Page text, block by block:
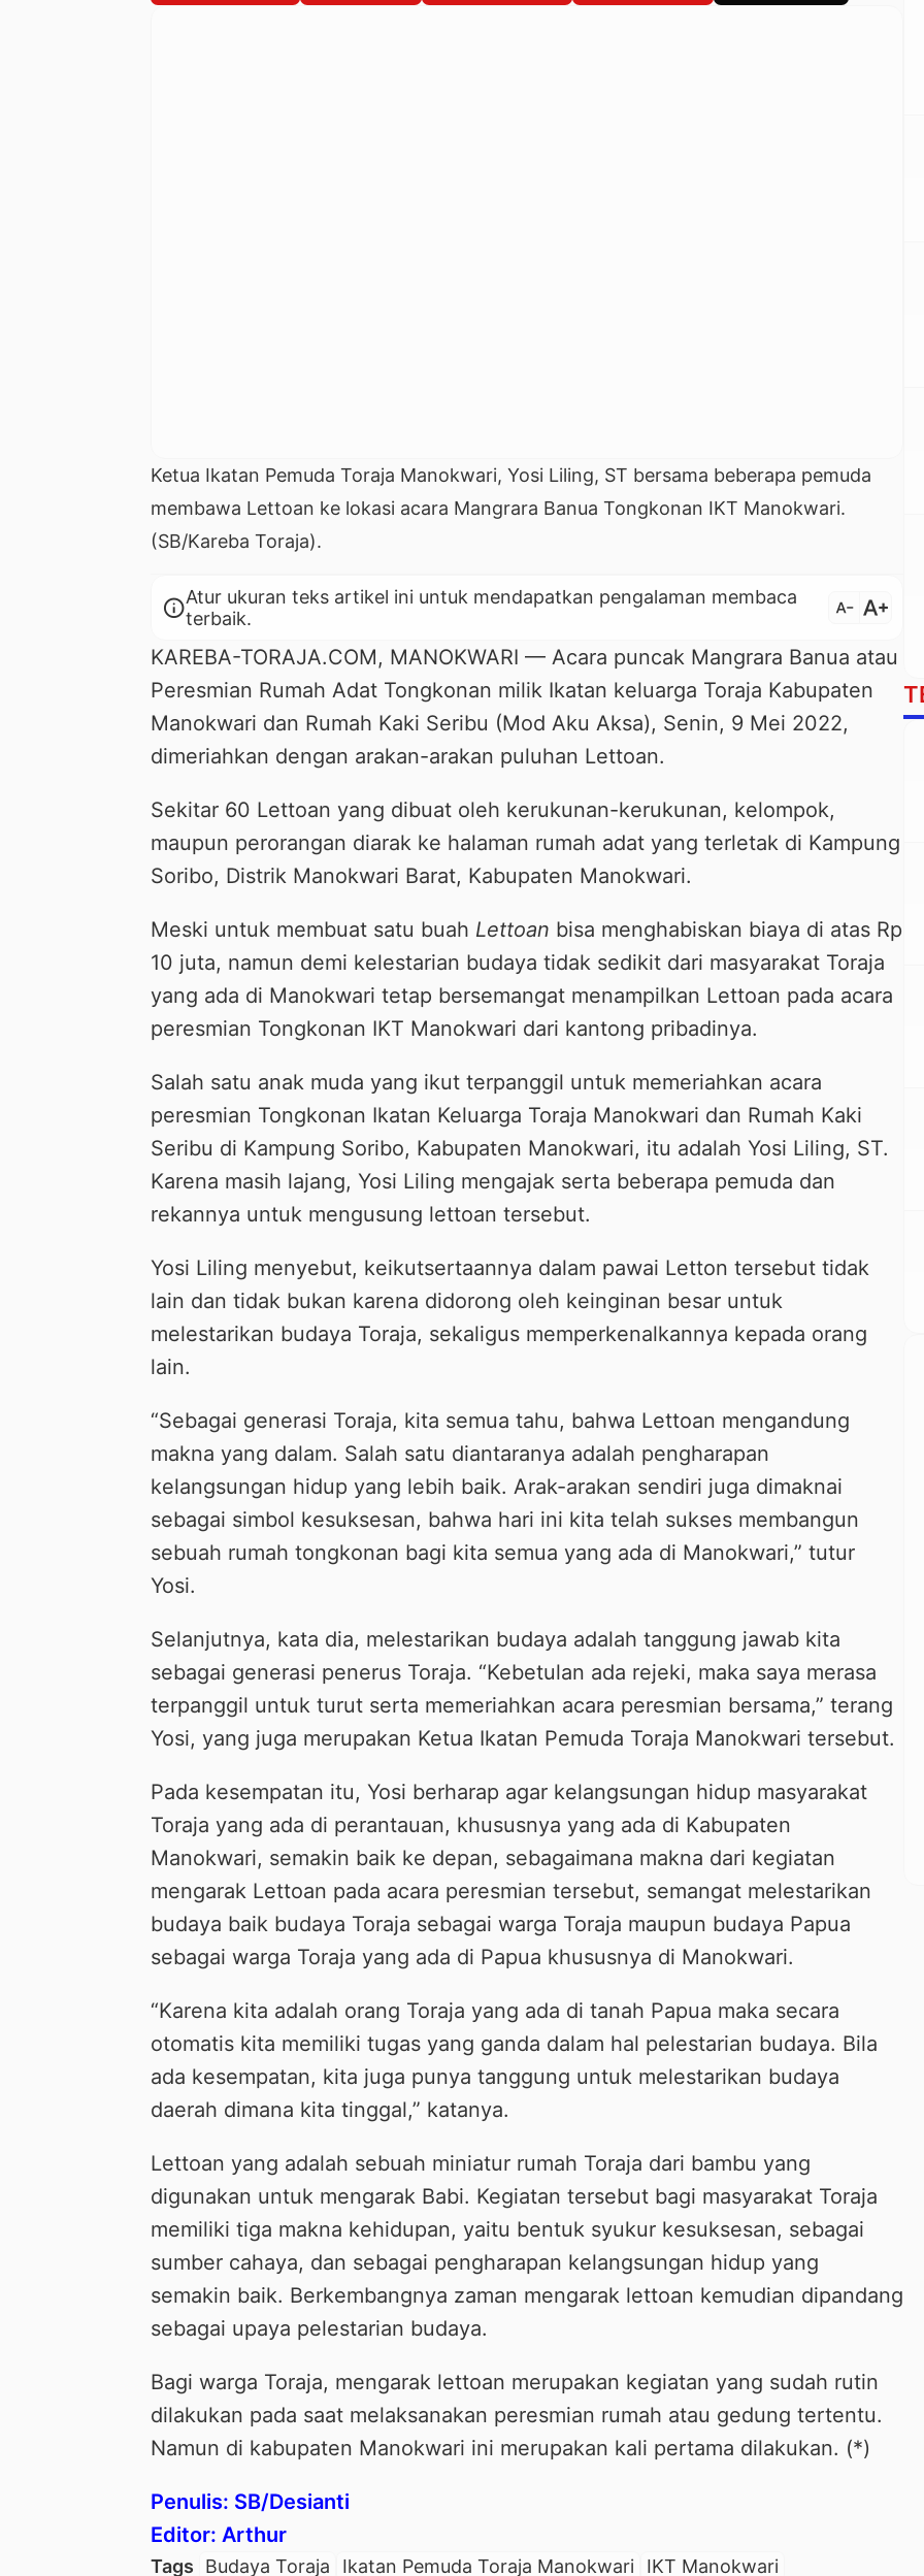
Ketua Ikatan Pemuda Toraja Manokwari, Yosi Liling, ST bersama beberapa pemuda
membawa Lettoan ke lokasi acara Mangrara Banua Tongkonan IKT Manokwari.
(SB/Kareba Toraja).
infoAtur ukuran teks artikel ini untuk mendapatkan pengalaman membaca
terbaik.
text_decrease text_increase
KAREBA-TORAJA.COM, MANOKWARI — Acara puncak Mangrara Banua atau
Peresmian Rumah Adat Tongkonan milik Ikatan keluarga Toraja Kabupaten
Manokwari dan Rumah Kaki Seribu (Mod Aku Aksa), Senin, 9 Mei 2022,
dimeriahkan dengan arakan-arakan puluhan Lettoan.
Sekitar 60 Lettoan yang dibuat oleh kerukunan-kerukunan, kelompok,
maupun perorangan diarak ke halaman rumah adat yang terletak di Kampung
Soribo, Distrik Manokwari Barat, Kabupaten Manokwari.
Meski untuk membuat satu buah Lettoan bisa menghabiskan biaya di atas Rp
10 juta, namun demi kelestarian budaya tidak sedikit dari masyarakat Toraja
yang ada di Manokwari tetap bersemangat menampilkan Lettoan pada acara
peresmian Tongkonan IKT Manokwari dari kantong pribadinya.
Salah satu anak muda yang ikut terpanggil untuk memeriahkan acara
peresmian Tongkonan Ikatan Keluarga Toraja Manokwari dan Rumah Kaki
Seribu di Kampung Soribo, Kabupaten Manokwari, itu adalah Yosi Liling, ST.
Karena masih lajang, Yosi Liling mengajak serta beberapa pemuda dan
rekannya untuk mengusung lettoan tersebut.
Yosi Liling menyebut, keikutsertaannya dalam pawai Letton tersebut tidak
lain dan tidak bukan karena didorong oleh keinginan besar untuk
melestarikan budaya Toraja, sekaligus memperkenalkannya kepada orang
lain.
“Sebagai generasi Toraja, kita semua tahu, bahwa Lettoan mengandung
makna yang dalam. Salah satu diantaranya adalah pengharapan
kelangsungan hidup yang lebih baik. Arak-arakan sendiri juga dimaknai
sebagai simbol kesuksesan, bahwa hari ini kita telah sukses membangun
sebuah rumah tongkonan bagi kita semua yang ada di Manokwari,” tutur
Yosi.
Selanjutnya, kata dia, melestarikan budaya adalah tanggung jawab kita
sebagai generasi penerus Toraja. “Kebetulan ada rejeki, maka saya merasa
terpanggil untuk turut serta memeriahkan acara peresmian bersama,” terang
Yosi, yang juga merupakan Ketua Ikatan Pemuda Toraja Manokwari tersebut.
Pada kesempatan itu, Yosi berharap agar kelangsungan hidup masyarakat
Toraja yang ada di perantauan, khususnya yang ada di Kabupaten
Manokwari, semakin baik ke depan, sebagaimana makna dari kegiatan
mengarak Lettoan pada acara peresmian tersebut, semangat melestarikan
budaya baik budaya Toraja sebagai warga Toraja maupun budaya Papua
sebagai warga Toraja yang ada di Papua khususnya di Manokwari.
“Karena kita adalah orang Toraja yang ada di tanah Papua maka secara
otomatis kita memiliki tugas yang ganda dalam hal pelestarian budaya. Bila
ada kesempatan, kita juga punya tanggung untuk melestarikan budaya
daerah dimana kita tinggal,” katanya.
Lettoan yang adalah sebuah miniatur rumah Toraja dari bambu yang
digunakan untuk mengarak Babi. Kegiatan tersebut bagi masyarakat Toraja
memiliki tiga makna kehidupan, yaitu bentuk syukur kesuksesan, sebagai
sumber cahaya, dan sebagai pengharapan kelangsungan hidup yang
semakin baik. Berkembangnya zaman mengarak lettoan kemudian dipandang
sebagai upaya pelestarian budaya.
Bagi warga Toraja, mengarak lettoan merupakan kegiatan yang sudah rutin
dilakukan pada saat melaksanakan peresmian rumah atau gedung tertentu.
Namun di kabupaten Manokwari ini merupakan kali pertama dilakukan. (*)
Penulis: SB/Desianti
Editor: Arthur
Tags Budaya Toraja Ikatan Pemuda Toraja Manokwari IKT Manokwari